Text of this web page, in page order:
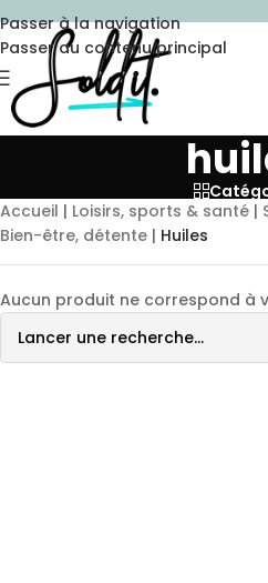
Passer à la navigation
Passer au contenu principal
Accueil | Loisirs, sports & santé |
Bien-être, détente | Huiles
Aucun produit ne correspond à